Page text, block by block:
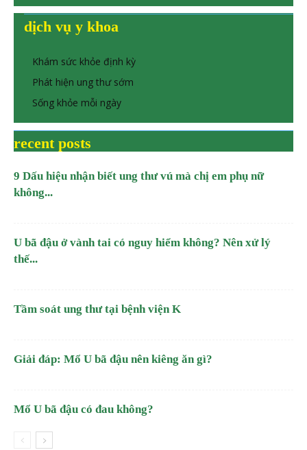
dịch vụ y khoa
Khám sức khỏe định kỳ
Phát hiện ung thư sớm
Sống khỏe mỗi ngày
recent posts
9 Dấu hiệu nhận biết ung thư vú mà chị em phụ nữ
không...
U bã đậu ở vành tai có nguy hiểm không? Nên xử lý
thế...
Tầm soát ung thư tại bệnh viện K
Giải đáp: Mổ U bã đậu nên kiêng ăn gì?
Mổ U bã đậu có đau không?